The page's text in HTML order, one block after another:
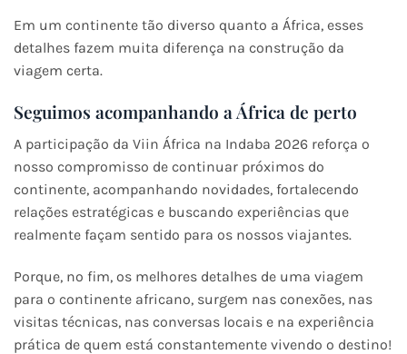
Em um continente tão diverso quanto a África, esses
detalhes fazem muita diferença na construção da
viagem certa.
Seguimos acompanhando a África de perto
A participação da Viin África na Indaba 2026 reforça o
nosso compromisso de continuar próximos do
continente, acompanhando novidades, fortalecendo
relações estratégicas e buscando experiências que
realmente façam sentido para os nossos viajantes.
Porque, no fim, os melhores detalhes de uma viagem
para o continente africano, surgem nas conexões, nas
visitas técnicas, nas conversas locais e na experiência
prática de quem está constantemente vivendo o destino!